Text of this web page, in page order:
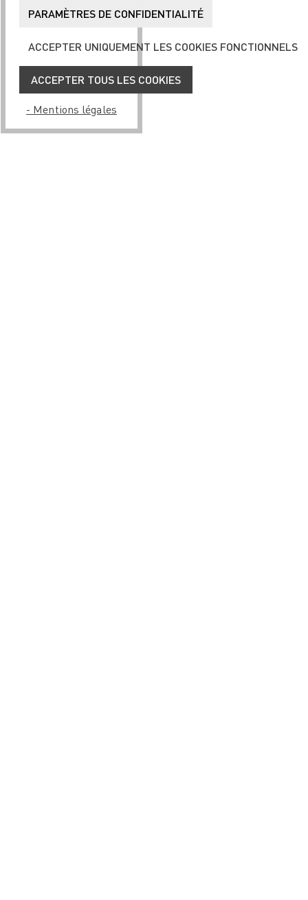
PARAMÈTRES DE CONFIDENTIALITÉ
ACCEPTER UNIQUEMENT LES COOKIES FONCTIONNELS
ACCEPTER TOUS LES COOKIES
- Mentions légales